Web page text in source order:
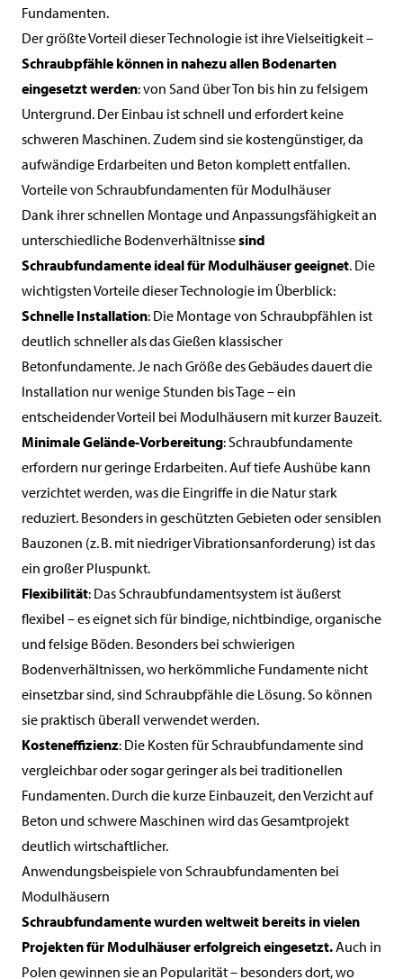
Fundamenten.
Der größte Vorteil dieser Technologie ist ihre Vielseitigkeit –
Schraubpfähle können in nahezu allen Bodenarten
eingesetzt werden: von Sand über Ton bis hin zu felsigem
Untergrund. Der Einbau ist schnell und erfordert keine
schweren Maschinen. Zudem sind sie kostengünstiger, da
aufwändige Erdarbeiten und Beton komplett entfallen.
Vorteile von Schraubfundamenten für Modulhäuser
Dank ihrer schnellen Montage und Anpassungsfähigkeit an
unterschiedliche Bodenverhältnissesind
Schraubfundamente ideal für Modulhäuser geeignet. Die
wichtigsten Vorteile dieser Technologie im Überblick:
Schnelle Installation: Die Montage von Schraubpfählen ist
deutlich schneller als das Gießen klassischer
Betonfundamente. Je nach Größe des Gebäudes dauert die
Installation nur wenige Stunden bis Tage – ein
entscheidender Vorteil bei Modulhäusern mit kurzer Bauzeit.
Minimale Gelände-Vorbereitung: Schraubfundamente
erfordern nur geringe Erdarbeiten. Auf tiefe Aushübe kann
verzichtet werden, was die Eingriffe in die Natur stark
reduziert. Besonders in geschützten Gebieten oder sensiblen
Bauzonen (z. B. mit niedriger Vibrationsanforderung) ist das
ein großer Pluspunkt.
Flexibilität: Das Schraubfundamentsystem ist äußerst
flexibel – es eignet sich für bindige, nichtbindige, organische
und felsige Böden. Besonders bei schwierigen
Bodenverhältnissen, wo herkömmliche Fundamente nicht
einsetzbar sind, sind Schraubpfähle die Lösung. So können
sie praktisch überall verwendet werden.
Kosteneffizienz: Die Kosten für Schraubfundamente sind
vergleichbar oder sogar geringer als bei traditionellen
Fundamenten. Durch die kurze Einbauzeit, den Verzicht auf
Beton und schwere Maschinen wird das Gesamtprojekt
deutlich wirtschaftlicher.
Anwendungsbeispiele von Schraubfundamenten bei
Modulhäusern
Schraubfundamente wurden weltweit bereits in vielen
Projekten für Modulhäuser erfolgreich eingesetzt.Auch in
Polen gewinnen sie an Popularität – besonders dort, wo